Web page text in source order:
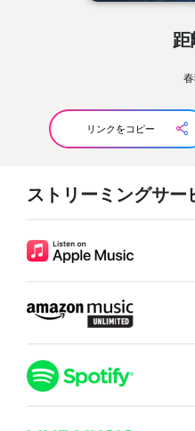
距
リンクをコピー
ストリーミングサー